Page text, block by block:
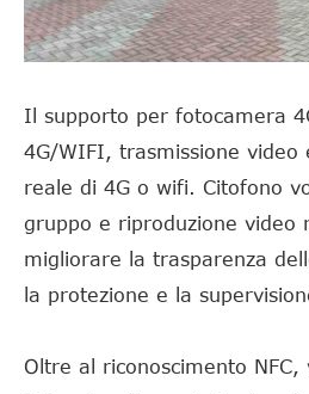
Il supporto per fotocamera
4G/WIFI, trasmissione video
reale di 4G o wifi. Citofono
gruppo e riproduzione video
migliorare la trasparenza
la protezione e la
Oltre al riconoscimento NFC,